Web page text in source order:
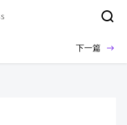
下一篇